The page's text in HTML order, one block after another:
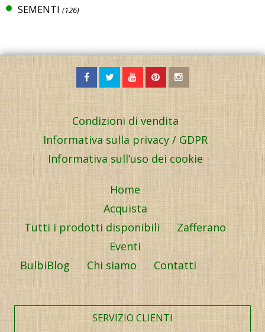
SEMENTI (126)
Condizioni di vendita
Informativa sulla privacy / GDPR
Informativa sull’uso dei cookie
Home
Acquista
Tutti i prodotti disponibili
Zafferano
Eventi
BulbiBlog
Chi siamo Contatti
SERVIZIO CLIENTI